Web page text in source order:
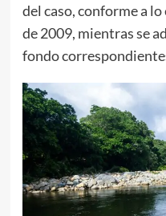
del caso, conforme a
de 2009, mientras se
fondo